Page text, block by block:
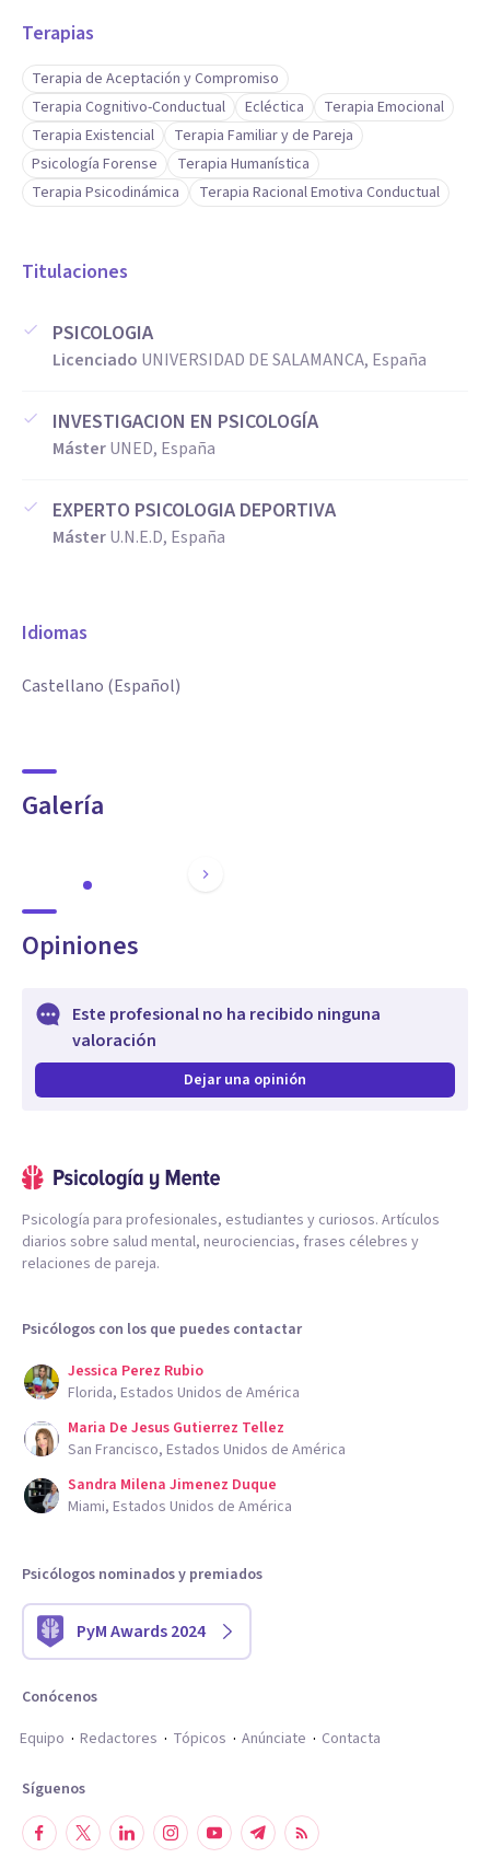
Terapias
Terapia de Aceptación y Compromiso
Terapia Cognitivo-Conductual
Ecléctica
Terapia Emocional
Terapia Existencial
Terapia Familiar y de Pareja
Psicología Forense
Terapia Humanística
Terapia Psicodinámica
Terapia Racional Emotiva Conductual
Titulaciones
PSICOLOGIA
Licenciado UNIVERSIDAD DE SALAMANCA, España
INVESTIGACION EN PSICOLOGÍA
MásterUNED, España
EXPERTO PSICOLOGIA DEPORTIVA
MásterU.N.E.D, España
Idiomas
Castellano (Español)
Galería
Opiniones
Este profesional no ha recibido ninguna
valoración
Dejar una opinión
Psicología para profesionales, estudiantes y curiosos. Artículos
diarios sobre salud mental, neurociencias, frases célebres y
relaciones de pareja.
Psicólogos con los que puedes contactar
Jessica Perez Rubio
Florida, Estados Unidos de América
Maria De Jesus Gutierrez Tellez
San Francisco, Estados Unidos de América
Sandra Milena Jimenez Duque
Miami, Estados Unidos de América
Psicólogos nominados y premiados
PyM Awards 2024
Conócenos
Equipo
Redactores Tópicos Anúnciate Contacta
Síguenos